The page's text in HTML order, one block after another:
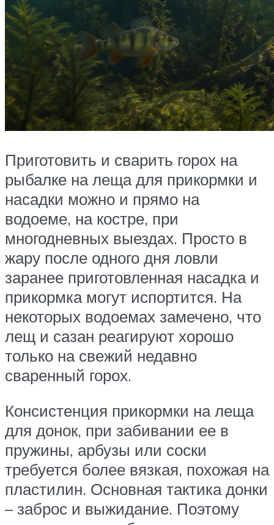
Приготовить и сварить горох на
рыбалке на леща для прикормки и
насадки можно и прямо на
водоеме, на костре, при
многодневных выездах. Просто в
жару после одного дня ловли
заранее приготовленная насадка и
прикормка могут испортится. На
некоторых водоемах замечено, что
лещ и сазан реагируют хорошо
только на свежий недавно
сваренный горох.
Консистенция прикормки на леща
для донок, при забивании ее в
пружины, арбузы или соски
требуется более вязкая, похожая на
пластилин. Основная тактика донки
– заброс и выжидание. Поэтому